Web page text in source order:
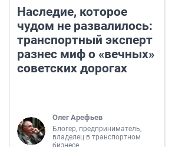
Наследие, которое
чудом не развалилось:
транспортный эксперт
разнес миф о «вечных»
советских дорогах
Олег Арефьев
Блогер, предприниматель,
владелец в транспортном
бизнесе